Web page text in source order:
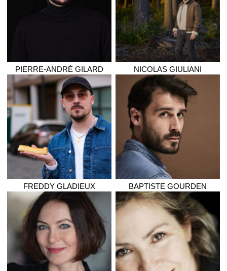
PIERRE-ANDRÉ GILARD NICOLAS GIULIANI
FREDDY GLADIEUX BAPTISTE GOURDEN